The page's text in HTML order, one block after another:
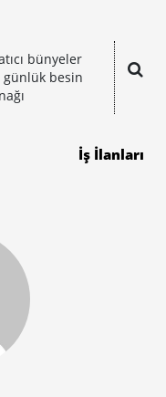
bünyeler
günlük besin
İş İlanları